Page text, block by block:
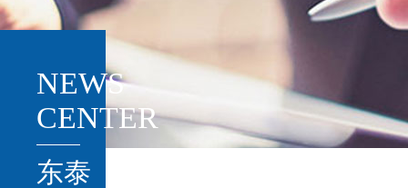
NEWS
CENTER
东泰